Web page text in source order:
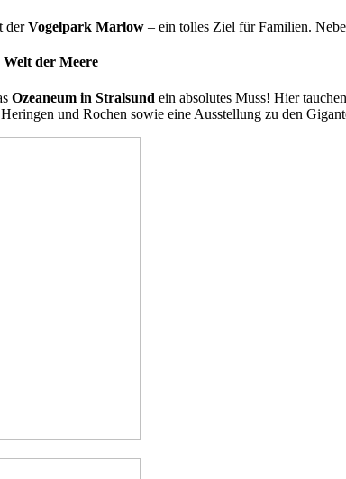
derVogelpark Marlow – ein tolles Ziel für Familien.
Welt der Meere
Ozeaneum in Stralsund ein absolutes Muss! Hier
und Rochen sowie eine Ausstellung zu den